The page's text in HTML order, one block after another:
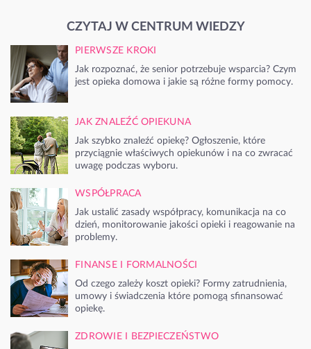
CZYTAJ W CENTRUM WIEDZY
PIERWSZE KROKI
Jak rozpoznać, że senior potrzebuje wsparcia? Czym
jest opieka domowa i jakie są różne formy pomocy.
JAK ZNALEŹĆ OPIEKUNA
Jak szybko znaleźć opiekę? Ogłoszenie, które
przyciągnie właściwych opiekunów i na co zwracać
uwagę podczas wyboru.
WSPÓŁPRACA
Jak ustalić zasady współpracy, komunikacja na co
dzień, monitorowanie jakości opieki i reagowanie na
problemy.
FINANSE I FORMALNOŚCI
Od czego zależy koszt opieki? Formy zatrudnienia,
umowy i świadczenia które pomogą sfinansować
opiekę.
ZDROWIE I BEZPIECZEŃSTWO